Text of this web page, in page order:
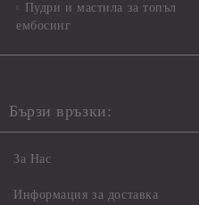
Пудри и мастила за топъл
ембосинг
Бързи връзки:
За Нас
Информация за доставка